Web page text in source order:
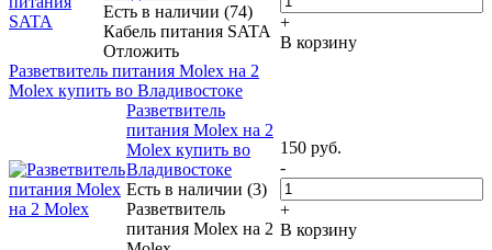
Есть в наличии (74)
Кабель питания SATA
Отложить
+
В корзину
Разветвитель питания Molex на 2
Molex купить во Владивостоке
Разветвитель
питания Molex на 2
Molex купить во
Владивостоке
Есть в наличии (3)
Разветвитель
питания Molex на 2
150 руб.
-
+
В корзину